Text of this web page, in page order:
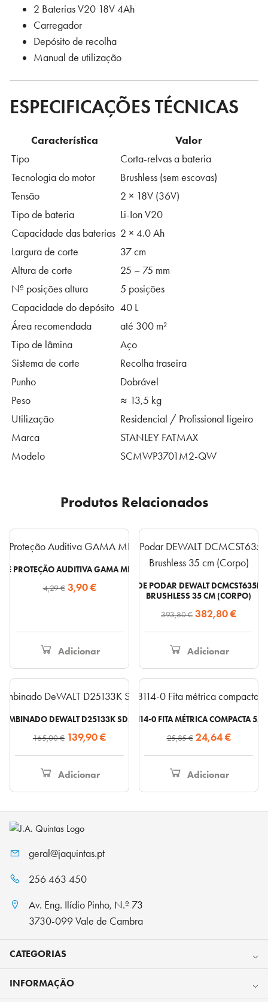
2 Baterias V20 18V 4Ah
Carregador
Depósito de recolha
Manual de utilização
ESPECIFICAÇÕES TÉCNICAS
Característica
Valor
Tipo
Corta-relvas a bateria
Tecnologia do motor
Brushless (sem escovas)
Tensão
2 × 18V (36V)
Tipo de bateria
Li-Ion V20
Capacidade das baterias 2 × 4.0 Ah
Largura de corte
37 cm
Altura de corte
25 – 75 mm
Nº posições altura
5 posições
Capacidade do depósito 40 L
Área recomendada
até 300 m²
Tipo de lâmina
Aço
Sistema de corte
Recolha traseira
Punho
Dobrável
Peso
≈ 13,5 kg
Utilização
Residencial / Profissional ligeiro
Marca
STANLEY FATMAX
Modelo
SCMWP3701M2-QW
Produtos Relacionados
PROTEÇÃO AUDITIVA GAMA MPA-265 – 27DB
4,29€ O
era:
4,29 €.
3,90€O
é:
3,90 €.
Adicionar
ELETROSERRA DE PODAR DEWALT DCMCST635N
BRUSHLESS 35 CM (CORPO)
393,80€ O
preço
original
393,80 €.
382,80€O
preço
Adicionar
DEWALT D25133K SDS-PLUS 800W
165,00€ O
preço
original
139,90€O
preço
Adicionar
DWHT38114-0 FITA MÉTRICA COMPACTA
25,85€ O
preço
original
24,64€O
preço
Adicionar
geral@jaquintas.pt
256 463 450
Av. Eng. Ilídio Pinho, N.º 73
3730-099 Vale de Cambra
CATEGORIAS
INFORMAÇÃO